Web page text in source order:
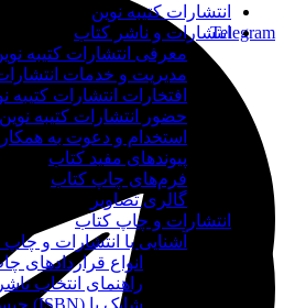
Telegram
انتشارات کتیبه نوین
انتشارات و ناشر کتاب
معرفی انتشارات کتیبه
مدیریت و خدمات
افتخارات انتشارات کتیبه
حضور انتشارات کتیبه
استخدام و دعوت به
پیوندهای مفید کتاب
فرم‌های چاپ کتاب
گالری تصاویر
انتشارات و چاپ کتاب
آشنایی با انتشارات و
انواع قراردادهای
راهنمای انتخاب
شابک یا (ISBN) چیست؟